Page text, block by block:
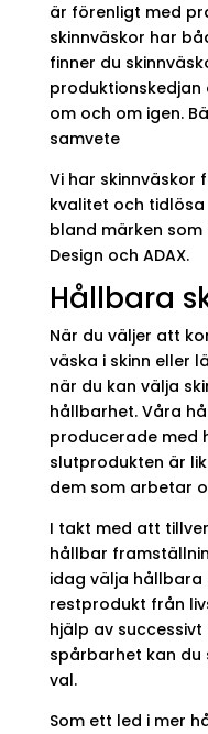
är förenligt med
skinnväskor har
finner du
om och om igen.
samvete
Vi har skinnväskor
kvalitet och tidlösa
bland märken som
Design och ADAX.
Hållbara
När du väljer att
väska i skinn eller
när du kan välja
hållbarhet. Våra
producerade med
slutprodukten är
dem som arbetar
I takt med att
hållbar
idag välja hållbara
restprodukt från
hjälp av
spårbarhet kan du
val.
Som ett led i mer